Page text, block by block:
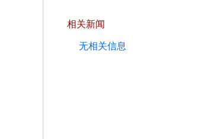
相关新闻
无相关信息